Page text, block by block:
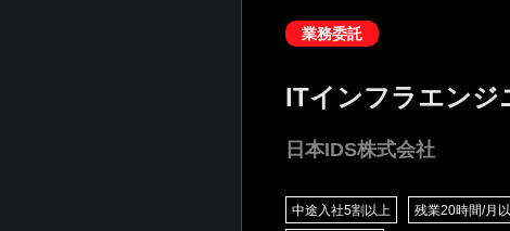
業務委託
ITインフラエンジ
日本IDS株式会社
中途入社5割以上 残業20時間/月